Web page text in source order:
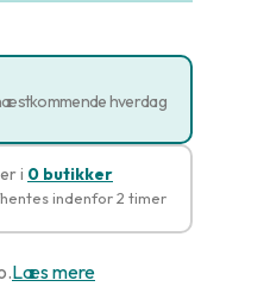
hverdag
i 0 butikker
indenfor 2 timer
Læs mere